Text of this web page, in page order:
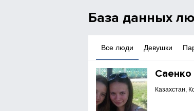
База данных
Девушки
Все люди
Саенко
Казахстан,